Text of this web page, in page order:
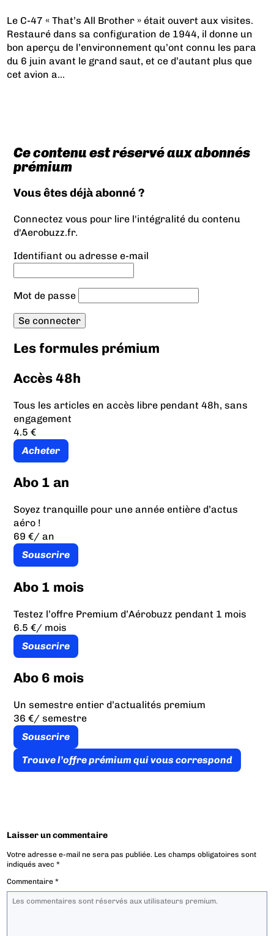
Le C-47 « That’s All Brother » était ouvert aux visites.
Restauré dans sa configuration de 1944, il donne un
bon aperçu de l’environnement qu’ont connu les para
du 6 juin avant le grand saut, et ce d’autant plus que
cet avion a...
Ce contenu est réservé aux abonnés
prémium
Vous êtes déjà abonné ?
Connectez vous pour lire l'intégralité du contenu
d'Aerobuzz.fr.
Identifiant ou adresse e-mail
Mot de passe
Les formules prémium
Accès 48h
Tous les articles en accès libre pendant 48h, sans
engagement
4.5 €
Acheter
Abo 1 an
Soyez tranquille pour une année entière d’actus
aéro !
69 €/ an
Souscrire
Abo 1 mois
Testez l’offre Premium d’Aérobuzz pendant 1 mois
6.5 €/ mois
Souscrire
Abo 6 mois
Un semestre entier d’actualités premium
36 €/ semestre
Souscrire
Trouve l’offre prémium qui vous correspond
Laisser un commentaire
Votre adresse e-mail ne sera pas publiée. Les champs obligatoires sont
indiqués avec*
Commentaire*